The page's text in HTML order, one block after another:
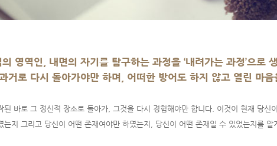
영역인, 내면의 자기를 탐구하는 과정을 ‘내려가는 과정’으로
거로 다시 돌아가야만 하며, 어떠한 방어도 하지 않고 열린 마
된 바로 그 정신적 장소로 돌아가, 그것을 다시 경험해야만 합니다. 이것이 현재 당신
는지 그리고 당신이 어떤 존재여야만 하였는지, 당신이 어떤 존재일 수 있었는지를 알